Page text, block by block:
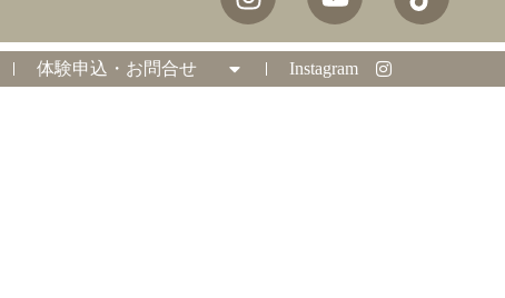
体験申込・お問合せ Instagram